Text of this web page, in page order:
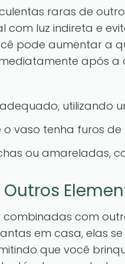
raras de
com luz indireta e
pode aumentar a
após
utilizando
o vaso tenha furos
ou amareladas,
combinadas com
em casa, elas
que você